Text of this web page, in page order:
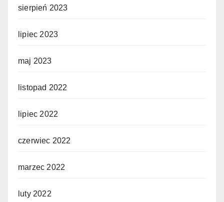
sierpień 2023
lipiec 2023
maj 2023
listopad 2022
lipiec 2022
czerwiec 2022
marzec 2022
luty 2022